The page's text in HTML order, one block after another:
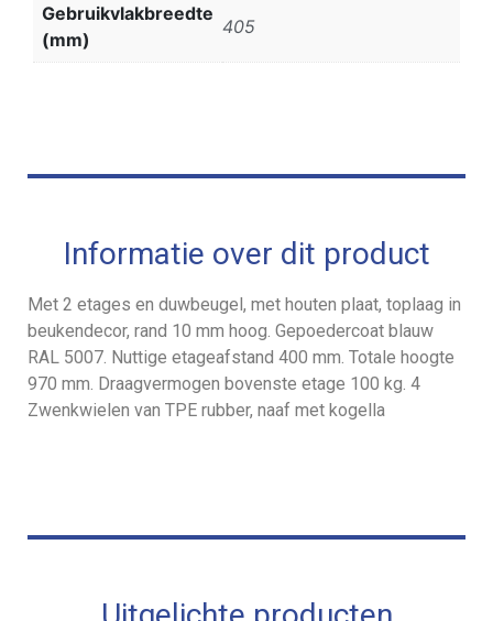
Gebruikvlakbreedte
(mm)
405
Informatie over dit product
Met 2 etages en duwbeugel, met houten plaat, toplaag in
beukendecor, rand 10 mm hoog. Gepoedercoat blauw
RAL 5007. Nuttige etageafstand 400 mm. Totale hoogte
970 mm. Draagvermogen bovenste etage 100 kg. 4
Zwenkwielen van TPE rubber, naaf met kogella